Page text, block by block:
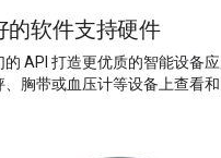
的软件支持硬件
的 API 打造更优质的智能设备
、胸带或血压计等设备上查看和